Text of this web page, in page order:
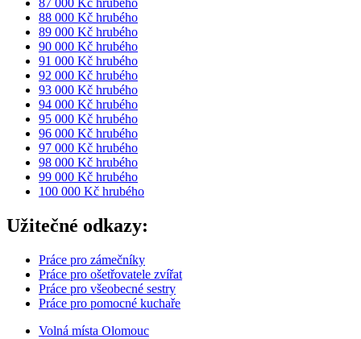
87 000 Kč hrubého
88 000 Kč hrubého
89 000 Kč hrubého
90 000 Kč hrubého
91 000 Kč hrubého
92 000 Kč hrubého
93 000 Kč hrubého
94 000 Kč hrubého
95 000 Kč hrubého
96 000 Kč hrubého
97 000 Kč hrubého
98 000 Kč hrubého
99 000 Kč hrubého
100 000 Kč hrubého
Užitečné odkazy:
Práce pro zámečníky
Práce pro ošetřovatele zvířat
Práce pro všeobecné sestry
Práce pro pomocné kuchaře
Volná místa Olomouc